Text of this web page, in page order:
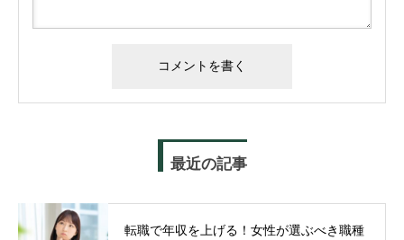
最近の記事
転職で年収を上げる！女性が選ぶべき職種